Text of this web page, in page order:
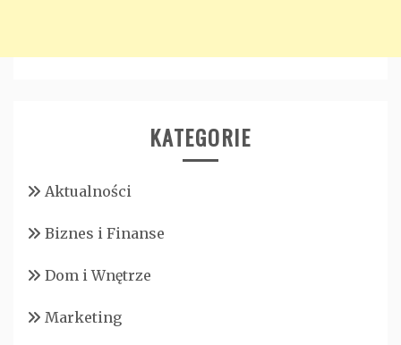
KATEGORIE
Aktualności
Biznes i Finanse
Dom i Wnętrze
Marketing